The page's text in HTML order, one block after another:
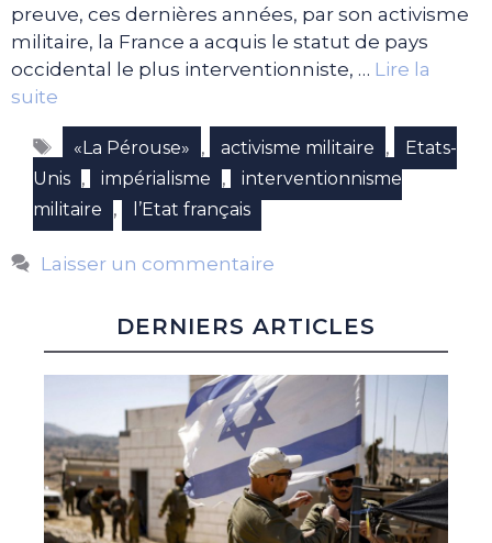
preuve, ces dernières années, par son activisme
militaire, la France a acquis le statut de pays
occidental le plus interventionniste, … Lire la
suite
Étiquettes
«La Pérouse» , activisme militaire ,
Etats-
Unis , impérialisme ,
interventionnisme
militaire
, l’Etat français
Laisser un commentaire
DERNIERS ARTICLES